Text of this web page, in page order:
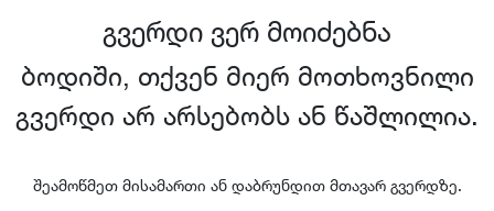
გვერდი ვერ მოიძებნა
ბოდიში, თქვენ მიერ მოთხოვნილი
გვერდი არ არსებობს ან წაშლილია.
შეამოწმეთ მისამართი ან დაბრუნდით მთავარ გვერდზე.